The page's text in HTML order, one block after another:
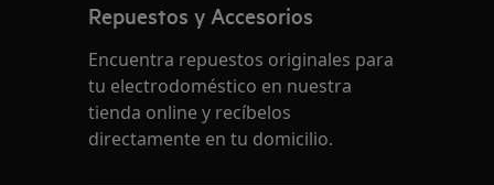
Repuestos y Accesorios
Encuentra repuestos originales para
tu electrodoméstico en nuestra
tienda online y recíbelos
directamente en tu domicilio.